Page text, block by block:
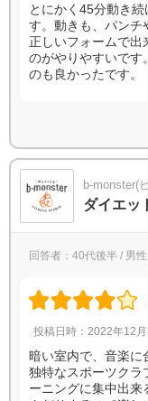
とにかく45分動き
す。動きも、パンチ
正しいフォームで出
のがやりやすいです
のも良かったです。
b-monster(
ダイエッ
回答者：40代後半 / 男
投稿日時：2022年12月
暗い室内で、音楽に
独特なスポーツクラ
ーニングに集中出来